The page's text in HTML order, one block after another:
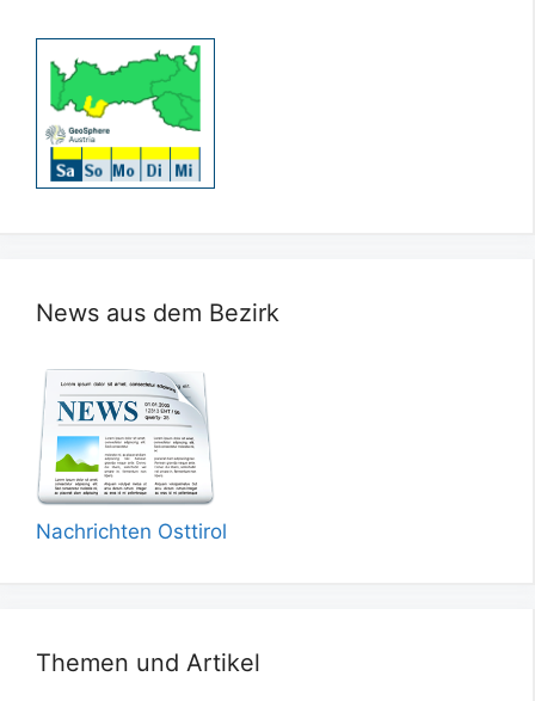
News aus dem Bezirk
Nachrichten Osttirol
Themen und Artikel